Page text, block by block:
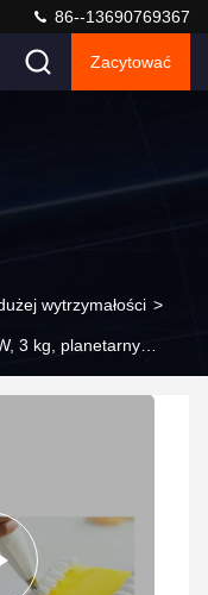
86--13690769367
Zacytować
wytrzymałości >
3 kg, planetarny